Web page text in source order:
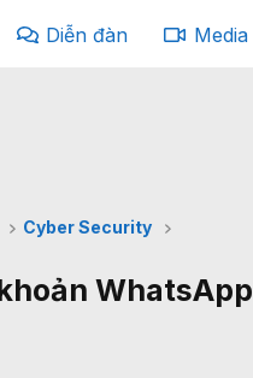
Diễn đàn Media
Cyber Security